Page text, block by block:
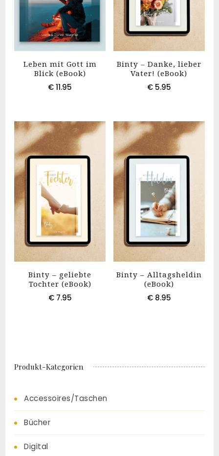
Leben mit Gott im
Blick (eBook)
€11.95
Binty – Danke, lieber
Vater! (eBook)
€5.95
Binty – geliebte
Tochter (eBook)
€7.95
Binty – Alltagsheldin
(eBook)
€8.95
Produkt-Kategorien
Accessoires/Taschen
Bücher
Digital